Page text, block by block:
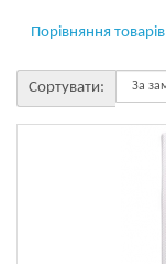
Порівняння товарів
Сортувати: